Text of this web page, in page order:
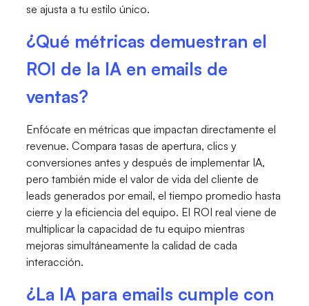
se ajusta a tu estilo único.
¿Qué métricas demuestran el
ROI de la IA en emails de
ventas?
Enfócate en métricas que impactan directamente el
revenue. Compara tasas de apertura, clics y
conversiones antes y después de implementar IA,
pero también mide el valor de vida del cliente de
leads generados por email, el tiempo promedio hasta
cierre y la eficiencia del equipo. El ROI real viene de
multiplicar la capacidad de tu equipo mientras
mejoras simultáneamente la calidad de cada
interacción.
¿La IA para emails cumple con